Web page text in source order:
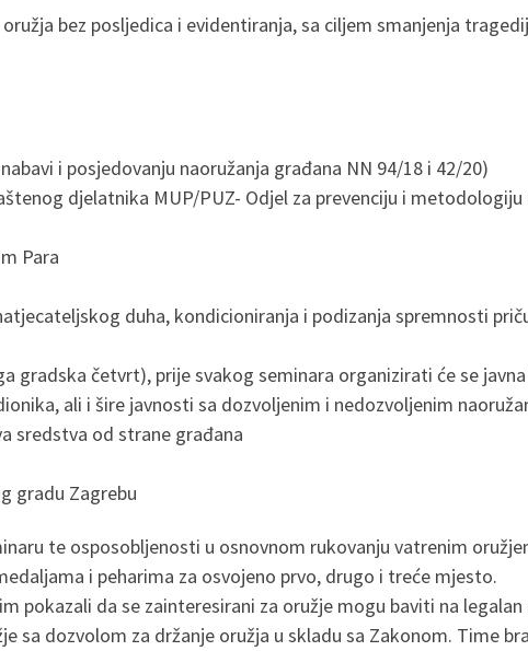
bez posljedica i evidentiranja, sa ciljem smanjenja
i posjedovanju naoružanja građana NN 94/18 i 42/20)
djelatnika MUP/PUZ- Odjel za prevenciju i metodologiju
Para
duha, kondicioniranja i podizanja spremnosti
gradska četvrt), prije svakog seminara organizirati će se
ali i šire javnosti sa dozvoljenim i nedozvoljenim
sredstva od strane građana
gradu Zagrebu
te osposobljenosti u osnovnom rukovanju vatrenim
i peharima za osvojeno prvo, drugo i treće mjesto.
pokazali da se zainteresirani za oružje mogu baviti na legalan
dozvolom za držanje oružja u skladu sa Zakonom. Time